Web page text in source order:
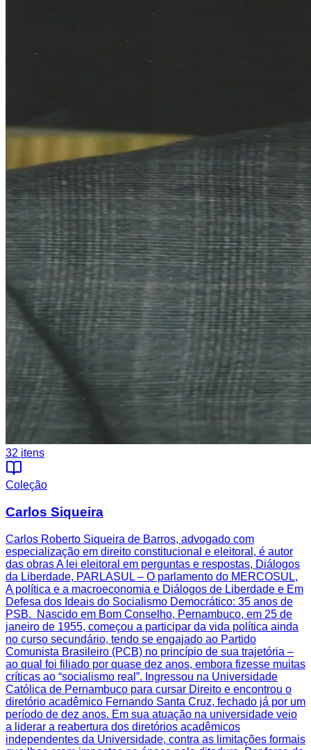
32 itens
Coleção
Carlos Siqueira
Carlos Roberto Siqueira de Barros, advogado com
especialização em direito constitucional e eleitoral, é autor
das obras A lei eleitoral em perguntas e respostas, Diálogos
da Liberdade, PARLASUL – O parlamento do MERCOSUL,
A política e a macroeconomia e Diálogos de Liberdade e Em
Defesa dos Ideais do Socialismo Democrático: 35 anos de
PSB. Nascido em Bom Conselho, Pernambuco, em 25 de
janeiro de 1955, começou a participar da vida política ainda
no curso secundário, tendo se engajado ao Partido
Comunista Brasileiro (PCB) no princípio de sua trajetória –
ao qual foi filiado por quase dez anos, embora fizesse muitas
críticas ao “socialismo real”. Ingressou na Universidade
Católica de Pernambuco para cursar Direito e encontrou o
diretório acadêmico Fernando Santa Cruz, fechado já por um
período de dez anos. Em sua atuação na universidade veio
a liderar a reabertura dos diretórios acadêmicos
independentes da Universidade, contra as limitações formais